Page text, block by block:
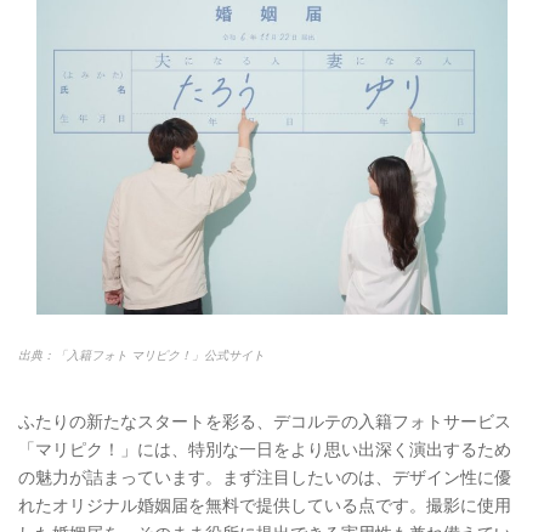
出典：「入籍フォト マリピク！」公式サイト
ふたりの新たなスタートを彩る、デコルテの入籍フォトサービス
「マリピク！」には、特別な一日をより思い出深く演出するため
の魅力が詰まっています。まず注目したいのは、デザイン性に優
れたオリジナル婚姻届を無料で提供している点です。撮影に使用